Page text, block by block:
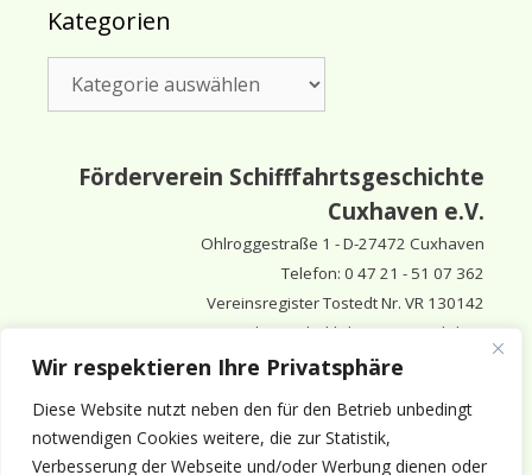
Wir respektieren Ihre Privatsphäre
Diese Website nutzt neben den für den Betrieb unbedingt
notwendigen Cookies weitere, die zur Statistik,
Verbesserung der Webseite und/oder Werbung dienen oder
Kategorien
Förderverein Schifffahrtsgeschichte
Cuxhaven e.V.
Ohlroggestraße 1 - D-27472 Cuxhaven
Telefon: 0 47 21 - 51 07 362
Vereinsregister Tostedt Nr. VR 130142
Vorsitzender & inhaltlich Verantwortlicher:
Horst Huthsfeldt
Stellv. Vorsitzender: Eberhard Hewicker